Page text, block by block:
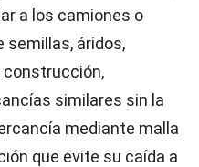
a los camiones o
semillas, áridos,
construcción,
similares sin la
mediante malla
que evite su caída a